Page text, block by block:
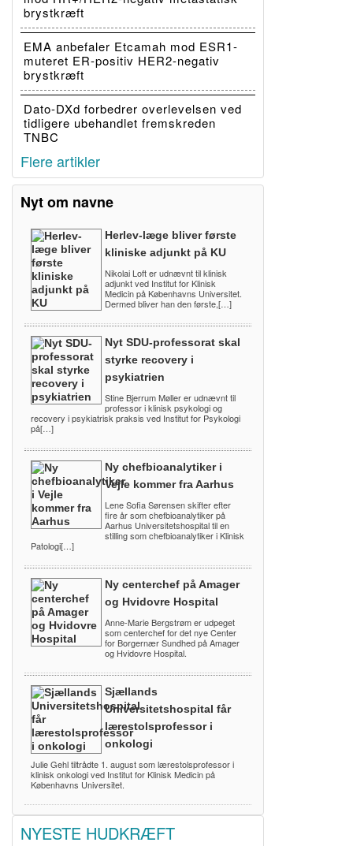
brystkræft
EMA anbefaler Etcamah mod ESR1-
muteret ER-positiv HER2-negativ
brystkræft
Dato-DXd forbedrer overlevelsen ved
tidligere ubehandlet fremskreden
TNBC
Flere artikler
Nyt om navne
Herlev-læge bliver første
kliniske adjunkt på KU
Nikolai Loft er udnævnt til klinisk
adjunkt ved Institut for Klinisk
Medicin på Københavns Universitet.
Dermed bliver han den første,[…]
Nyt SDU-professorat skal
styrke recovery i
psykiatrien
Stine Bjerrum Møller er udnævnt til
professor i klinisk psykologi og
recovery i psykiatrisk praksis ved Institut for Psykologi
på[…]
Ny chefbioanalytiker i
Vejle kommer fra Aarhus
Lene Sofia Sørensen skifter efter
fire år som chefbioanalytiker på
Aarhus Universitetshospital til en
stilling som chefbioanalytiker i Klinisk
Patologi[…]
Ny centerchef på Amager
og Hvidovre Hospital
Anne-Marie Bergstrøm er udpeget
som centerchef for det nye Center
for Borgernær Sundhed på Amager
og Hvidovre Hospital.
Sjællands
Universitetshospital får
lærestolsprofessor i
onkologi
Julie Gehl tiltrådte 1. august som lærestolsprofessor i
klinisk onkologi ved Institut for Klinisk Medicin på
Københavns Universitet.
NYESTE HUDKRÆFT